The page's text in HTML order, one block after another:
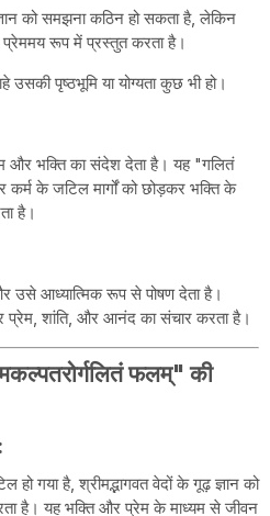
को समझना कठिन हो सकता है, लेकिन
रूप में प्रस्तुत करता है।
पृष्ठभूमि या योग्यता कुछ भी हो।
और भक्ति का संदेश देता है। यह "गलितं
के जटिल मार्गों को छोड़कर भक्ति के
है।
उसे आध्यात्मिक रूप से पोषण देता है।
प्रेम, शांति, और आनंद का संचार करता है।
फलम्" की
गया है, श्रीमद्भागवत वेदों के गूढ़ ज्ञान को
है। यह भक्ति और प्रेम के माध्यम से जीवन